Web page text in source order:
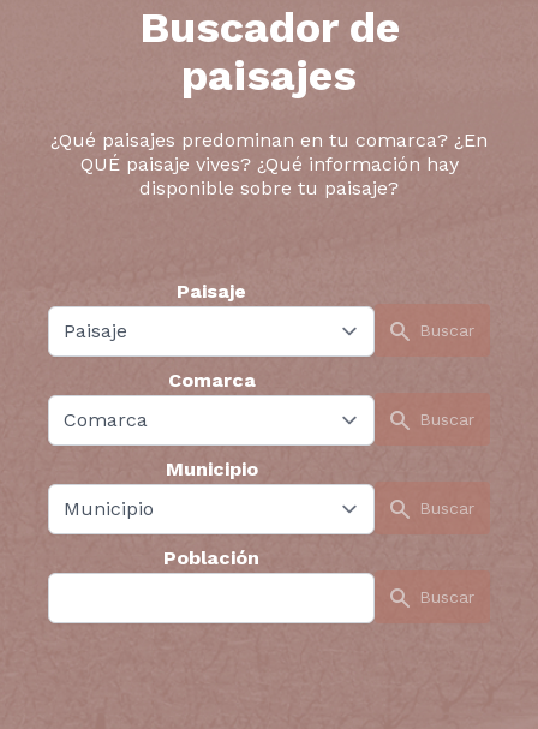
Buscador de
paisajes
¿Qué paisajes predominan en tu comarca? ¿En
QUÉ paisaje vives? ¿Qué información hay
disponible sobre tu paisaje?
Paisaje
Buscar
Comarca
Buscar
Municipio
Buscar
Población
Buscar